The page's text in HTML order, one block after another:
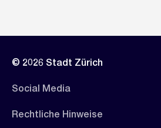
© 2026 Stadt Zürich
Social Media
Rechtliche Hinweise